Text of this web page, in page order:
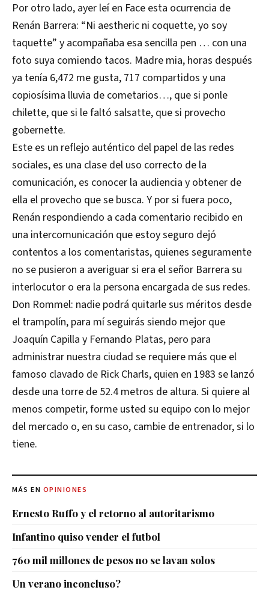
Por otro lado, ayer leí en Face esta ocurrencia de
Renán Barrera: “Ni aestheric ni coquette, yo soy
taquette” y acompañaba esa sencilla pen … con una
foto suya comiendo tacos. Madre mia, horas después
ya tenía 6,472 me gusta, 717 compartidos y una
copiosísima lluvia de cometarios…, que si ponle
chilette, que si le faltó salsatte, que si provecho
gobernette.
Este es un reflejo auténtico del papel de las redes
sociales, es una clase del uso correcto de la
comunicación, es conocer la audiencia y obtener de
ella el provecho que se busca. Y por si fuera poco,
Renán respondiendo a cada comentario recibido en
una intercomunicación que estoy seguro dejó
contentos a los comentaristas, quienes seguramente
no se pusieron a averiguar si era el señor Barrera su
interlocutor o era la persona encargada de sus redes.
Don Rommel: nadie podrá quitarle sus méritos desde
el trampolín, para mí seguirás siendo mejor que
Joaquín Capilla y Fernando Platas, pero para
administrar nuestra ciudad se requiere más que el
famoso clavado de Rick Charls, quien en 1983 se lanzó
desde una torre de 52.4 metros de altura. Si quiere al
menos competir, forme usted su equipo con lo mejor
del mercado o, en su caso, cambie de entrenador, si lo
tiene.
MÁS EN OPINIONES
Ernesto Ruffo y el retorno al autoritarismo
Infantino quiso vender el futbol
760 mil millones de pesos no se lavan solos
Un verano inconcluso?